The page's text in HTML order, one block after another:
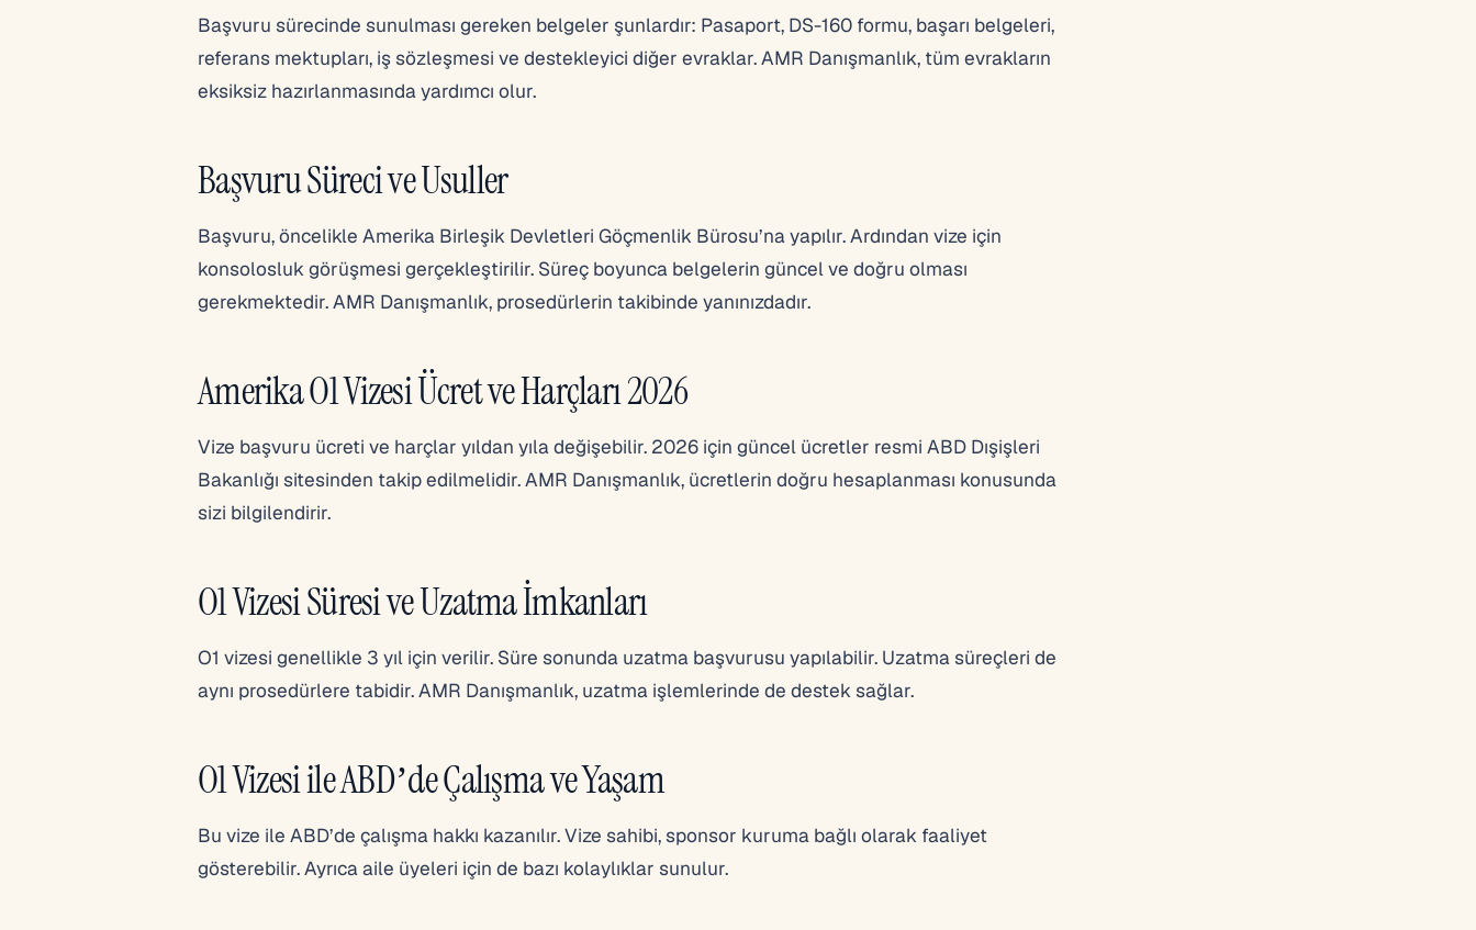
Başvuru sürecinde sunulması gereken belgeler şunlardır: Pasaport, DS-160 formu, başarı belgeleri,
referans mektupları, iş sözleşmesi ve destekleyici diğer evraklar. AMR Danışmanlık, tüm evrakların
eksiksiz hazırlanmasında yardımcı olur.
Başvuru Süreci ve Usuller
Başvuru, öncelikle Amerika Birleşik Devletleri Göçmenlik Bürosu’na yapılır. Ardından vize için
konsolosluk görüşmesi gerçekleştirilir. Süreç boyunca belgelerin güncel ve doğru olması
gerekmektedir. AMR Danışmanlık, prosedürlerin takibinde yanınızdadır.
Amerika O1 Vizesi Ücret ve Harçları 2026
Vize başvuru ücreti ve harçlar yıldan yıla değişebilir. 2026 için güncel ücretler resmi ABD Dışişleri
Bakanlığı sitesinden takip edilmelidir. AMR Danışmanlık, ücretlerin doğru hesaplanması konusunda
sizi bilgilendirir.
O1 Vizesi Süresi ve Uzatma İmkanları
O1 vizesi genellikle 3 yıl için verilir. Süre sonunda uzatma başvurusu yapılabilir. Uzatma süreçleri de
aynı prosedürlere tabidir. AMR Danışmanlık, uzatma işlemlerinde de destek sağlar.
O1 Vizesi ile ABD’de Çalışma ve Yaşam
Bu vize ile ABD’de çalışma hakkı kazanılır. Vize sahibi, sponsor kuruma bağlı olarak faaliyet
gösterebilir. Ayrıca aile üyeleri için de bazı kolaylıklar sunulur.